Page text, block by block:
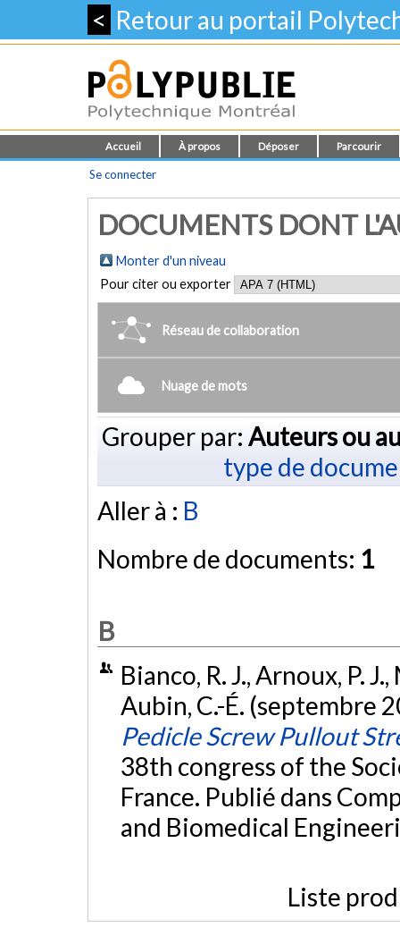
< Retour au portail
Accueil À propos Déposer Parcourir
Se connecter
DOCUMENTS DONT
Monter d'un niveau
Pour citer ou exporter
Réseau de collaboration
Nuage de mots
Grouper par: Auteurs ou
type de
Aller à : B
Nombre de documents: 1
B
Bianco, R. J., Arnoux, P.
Aubin, C.-É. (septembre
Pedicle Screw Pullout
38th congress of the
France. Publié dans
and Biomedical
Liste